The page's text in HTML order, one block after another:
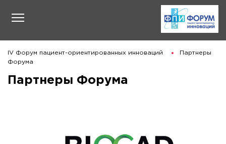
IV Форум пациент-ориентированных инноваций
Партнеры
Форума
Партнеры Форума